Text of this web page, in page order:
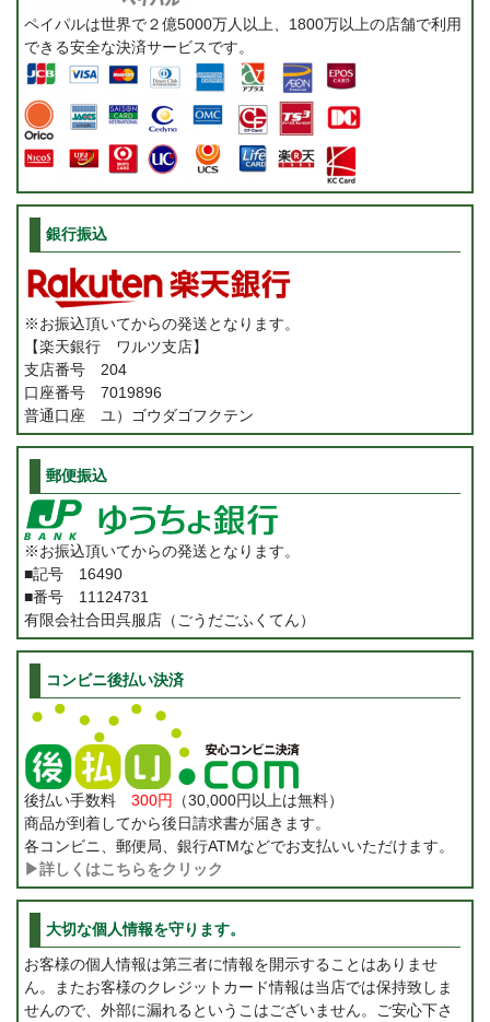
ペイパルは世界で２億5000万人以上、1800万以上の店舗で利用
できる安全な決済サービスです。
銀行振込
※お振込頂いてからの発送となります。
【楽天銀行 ワルツ支店】
支店番号 204
口座番号 7019896
普通口座 ユ）ゴウダゴフクテン
郵便振込
※お振込頂いてからの発送となります。
■記号 16490
■番号 11124731
有限会社合田呉服店（ごうだごふくてん）
コンビニ後払い決済
後払い手数料 300円
（30,000円以上は無料）
商品が到着してから後日請求書が届きます。
各コンビニ、郵便局、銀行ATMなどでお支払いいただけます。
▶詳しくはこちらをクリック
大切な個人情報を守ります。
お客様の個人情報は第三者に情報を開示することはありませ
ん。またお客様のクレジットカード情報は当店では保持致しま
せんので、外部に漏れるというこはございません。ご安心下さ